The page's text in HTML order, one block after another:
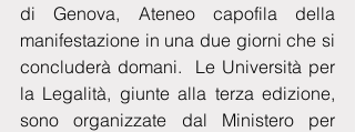
di Genova, Ateneo capofila della
manifestazione in una due giorni che si
concluderà domani.  Le Università per
la Legalità, giunte alla terza edizione,
sono organizzate dal Ministero per